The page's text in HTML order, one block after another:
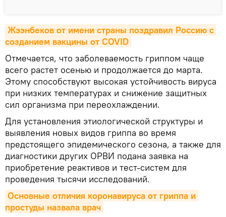
Жээнбеков от имени страны поздравил Россию с
созданием вакцины от COVID
Отмечается, что заболеваемость гриппом чаще
всего растет осенью и продолжается до марта.
Этому способствуют высокая устойчивость вируса
при низких температурах и снижение защитных
сил организма при переохлаждении.
Для установления этиологической структуры и
выявления новых видов гриппа во время
предстоящего эпидемического сезона, а также для
диагностики других ОРВИ подана заявка на
приобретение реактивов и тест-систем для
проведения тысячи исследований.
Основные отличия коронавируса от гриппа и
простуды назвала врач